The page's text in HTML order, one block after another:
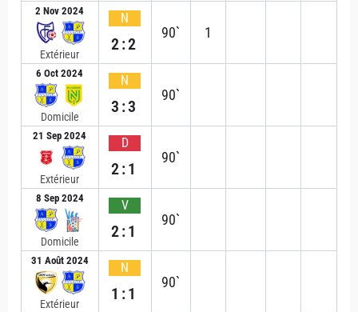
2 Nov 2024
Extérieur
N
2:2
90` 1
6 Oct 2024
Domicile
N
3:3
90`
21 Sep 2024
Extérieur
D
2:1
90`
8 Sep 2024
Domicile
V
2:1
90`
31 Août 2024
Extérieur
N
1:1
90`